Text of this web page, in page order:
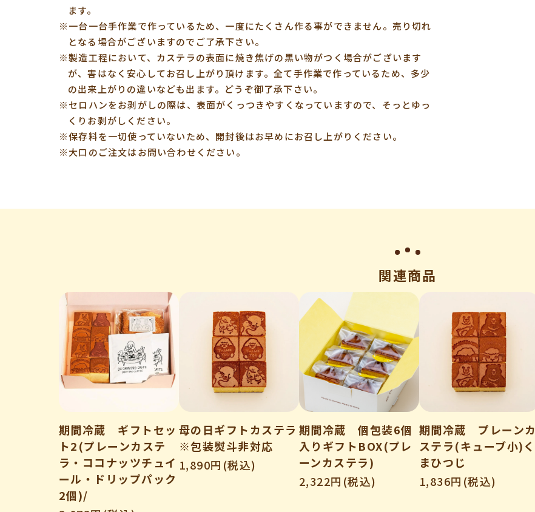
ます。
※一台一台手作業で作っているため、一度にたくさん作る事ができません。売り切れ
となる場合がございますのでご了承下さい。
※製造工程において、カステラの表面に焼き焦げの黒い物がつく場合がございます
が、害はなく安心してお召し上がり頂けます。全て手作業で作っているため、多少
の出来上がりの違いなども出ます。どうぞ御了承下さい。
※セロハンをお剥がしの際は、表面がくっつきやすくなっていますので、そっとゆっ
くりお剥がしください。
※保存料を一切使っていないため、開封後はお早めにお召し上がりください。
※大口のご注文はお問い合わせください。
関連商品
期間冷蔵 ギフトセッ
ト2(プレーンカステ
ラ・ココナッツチュイ
ール・ドリップパック
2個)/
母の日ギフトカステラ
※包装熨斗非対応
1,890円(税込)
期間冷蔵 個包装6個
入りギフトBOX(プレ
ーンカステラ)
2,322円(税込)
期間冷蔵 プレーンカ
ステラ(キューブ小)く
まひつじ
1,836円(税込)